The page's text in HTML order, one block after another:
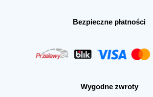
Bezpieczne płatności
Wygodne zwroty